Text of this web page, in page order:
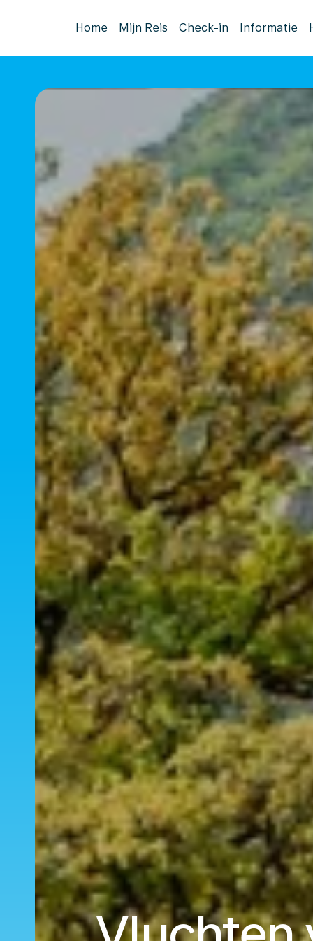
Home Mijn Reis Check-in Informatie